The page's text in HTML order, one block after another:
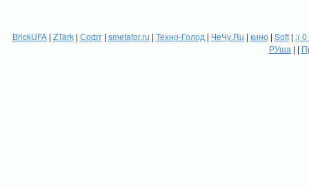
BrickUFA| ZTark| Софт| smetafor.ru | Техно-Голод | ЧеЧу.Ru | кино| Soft| :(
РУша | |